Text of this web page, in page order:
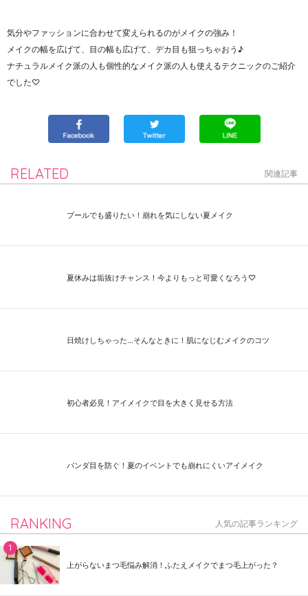
気分やファッションに合わせて変えられるのがメイクの強み！
メイクの幅を広げて、目の幅も広げて、デカ目も狙っちゃおう♪
ナチュラルメイク派の人も個性的なメイク派の人も使えるテクニックのご紹介
でした♡
RELATED 関連記事
プールでも盛りたい！崩れを気にしない夏メイク
夏休みは垢抜けチャンス！今よりもっと可愛くなろう♡
日焼けしちゃった...そんなときに！肌になじむメイクのコツ
初心者必見！アイメイクで目を大きく見せる方法
パンダ目を防ぐ！夏のイベントでも崩れにくいアイメイク
RANKING 人気の記事ランキング
上がらないまつ毛悩み解消！ふたえメイクでまつ毛上がった？